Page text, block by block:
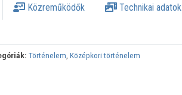
Közreműködők Technikai adatok
Történelem,Középkori történelem